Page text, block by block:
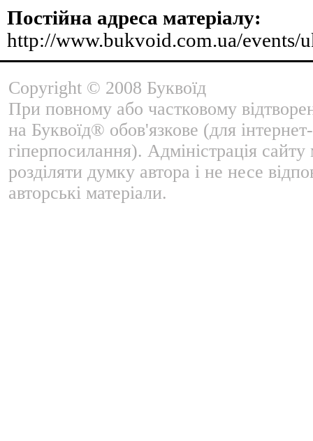
Постійна адреса матеріалу:
http://www.bukvoid.com.ua/events/
Copyright © 2008 Буквоїд
При повному або частковому
на Буквоїд® обов'язкове (для
гіперпосилання). Адміністрація
розділяти думку автора і не несе
авторські матеріали.